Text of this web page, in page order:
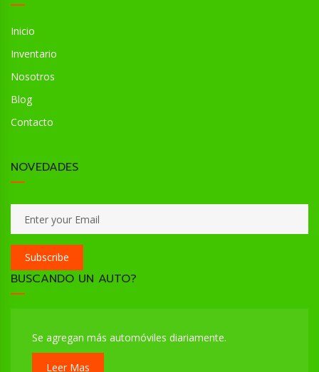
Inicio
Inventario
Nosotros
Blog
Contacto
NOVEDADES
Subscribe
BUSCANDO UN AUTO?
Se agregan más automóviles diariamente.
Leer Mas